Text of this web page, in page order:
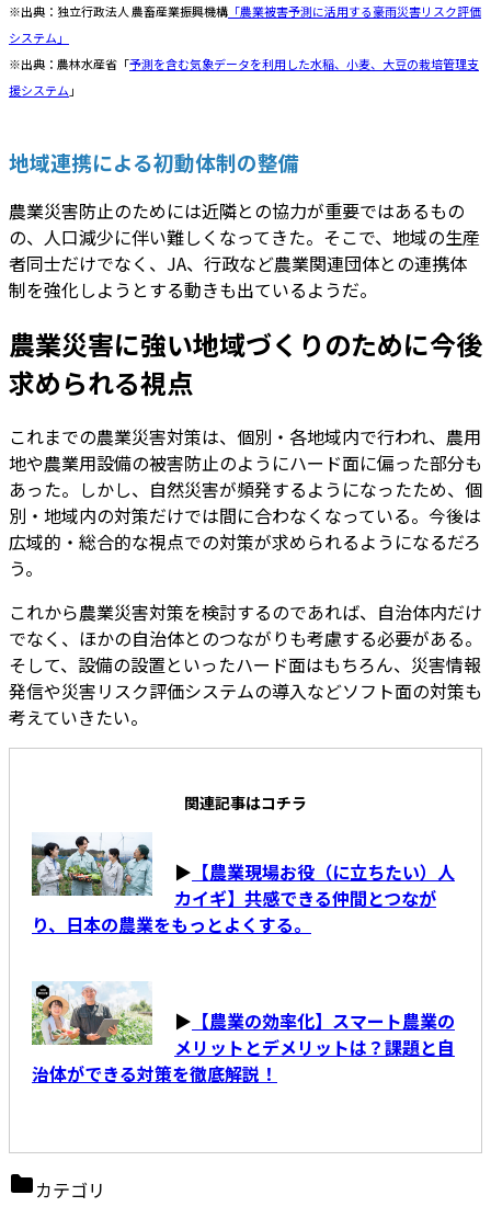
※出典：独立行政法人 農畜産業振興機構 「農業被害予測に活用する豪雨災害リスク評価
システム」
※出典：農林水産省「予測を含む気象データを利用した水稲、小麦、大豆の栽培管理支
援システム 」
地域連携による初動体制の整備
農業災害防止のためには近隣との協力が重要ではあるもの
の、人口減少に伴い難しくなってきた。そこで、地域の生産
者同士だけでなく、JA、行政など農業関連団体との連携体
制を強化しようとする動きも出ているようだ。
農業災害に強い地域づくりのために今後
求められる視点
これまでの農業災害対策は、個別・各地域内で行われ、農用
地や農業用設備の被害防止のようにハード面に偏った部分も
あった。しかし、自然災害が頻発するようになったため、個
別・地域内の対策だけでは間に合わなくなっている。今後は
広域的・総合的な視点での対策が求められるようになるだろ
う。
これから農業災害対策を検討するのであれば、自治体内だけ
でなく、ほかの自治体とのつながりも考慮する必要がある。
そして、設備の設置といったハード面はもちろん、災害情報
発信や災害リスク評価システムの導入などソフト面の対策も
考えていきたい。
関連記事はコチラ
▶ 【農業現場お役（に立ちたい）人
カイギ】共感できる仲間とつなが
り、日本の農業をもっとよくする。
▶ 【農業の効率化】スマート農業の
メリットとデメリットは？課題と自
治体ができる対策を徹底解説！
カテゴリ